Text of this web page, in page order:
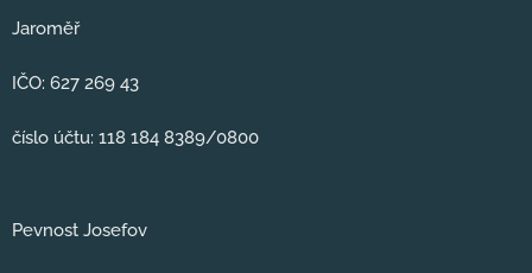
Jaroměř
IČO: 627 269 43
číslo účtu: 118 184 8389/0800
Pevnost Josefov